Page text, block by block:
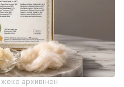
архивінен